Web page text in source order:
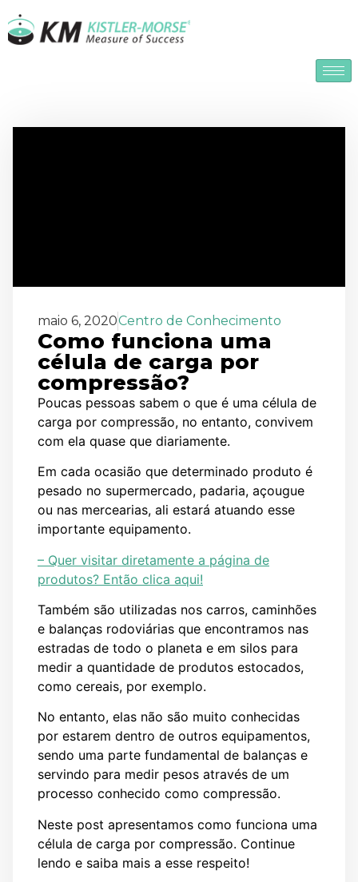
maio 6, 2020Centro de Conhecimento
Como funciona uma
célula de carga por
compressão?
Poucas pessoas sabem o que é uma célula de
carga por compressão, no entanto, convivem
com ela quase que diariamente.
Em cada ocasião que determinado produto é
pesado no supermercado, padaria, açougue
ou nas mercearias, ali estará atuando esse
importante equipamento.
– Quer visitar diretamente a página de
produtos? Então clica aqui!
Também são utilizadas nos carros, caminhões
e balanças rodoviárias que encontramos nas
estradas de todo o planeta e em silos para
medir a quantidade de produtos estocados,
como cereais, por exemplo.
No entanto, elas não são muito conhecidas
por estarem dentro de outros equipamentos,
sendo uma parte fundamental de balanças e
servindo para medir pesos através de um
processo conhecido como compressão.
Neste post apresentamos como funciona uma
célula de carga por compressão. Continue
lendo e saiba mais a esse respeito!